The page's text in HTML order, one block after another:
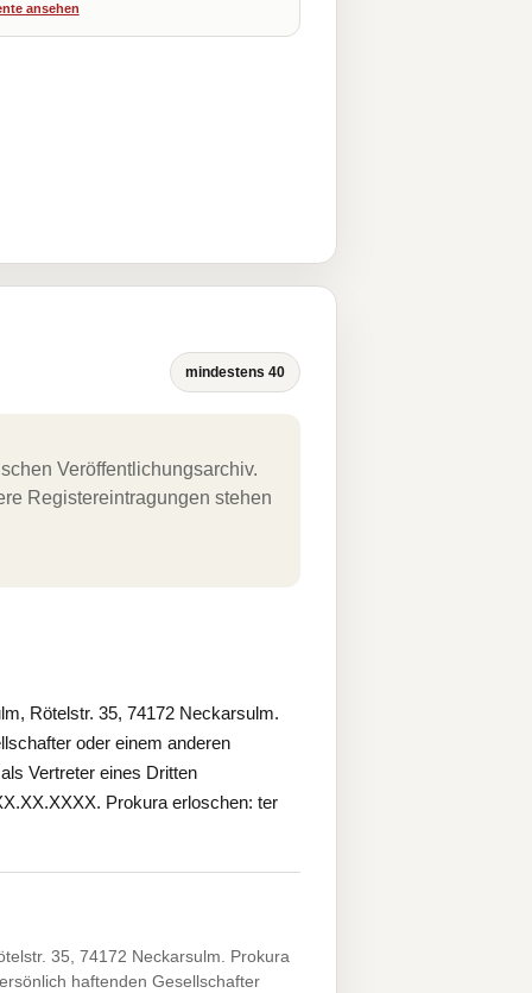
ansehen
mindestens 40
Veröffentlichungsarchiv.
Registereintragungen stehen
Rötelstr. 35, 74172 Neckarsulm.
oder einem anderen
Vertreter eines Dritten
Prokura erloschen: ter
35, 74172 Neckarsulm. Prokura
haftenden Gesellschafter